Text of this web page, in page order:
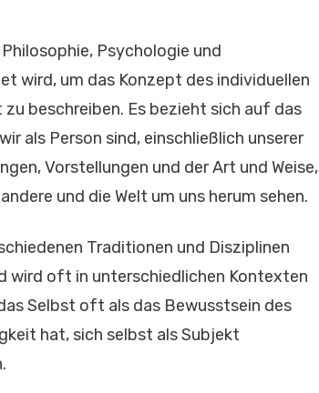
Psychologie und
wird, um das Konzept des individuellen
beschreiben. Es bezieht sich auf das
als Person sind, einschließlich unserer
Vorstellungen und der Art und Weise,
und die Welt um uns herum sehen.
Traditionen und Disziplinen
wird oft in unterschiedlichen Kontexten
Selbst oft als das Bewusstsein des
hat, sich selbst als Subjekt